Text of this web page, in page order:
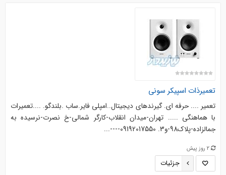
تعمیرذات اسپیکر سونی
تعمیر .... حرفه ای. گیرندهای دیجیتال..امپلی فایر.ساب .بلندگو. ....‌‌تعمیرات
با هماهنگی ..... تهران-میدان انقلاب-کارگر شمالی-خ نصرت-نرسیده به
جمالزاده-پلاک98-و3. 09192017550----...
2 روز پیش
جزئیات